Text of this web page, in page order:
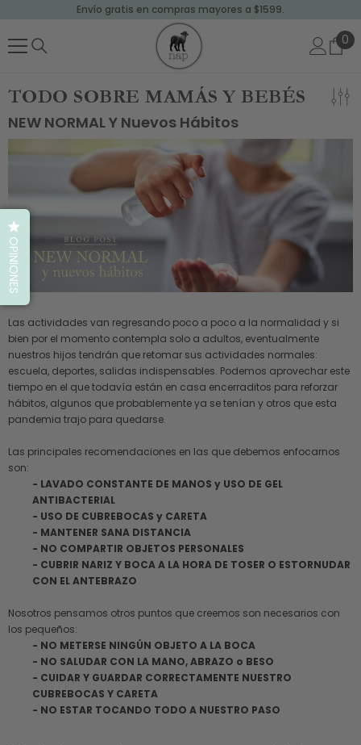
SALTAR AL CONTENIDO
Envío gratis en compras mayores a $1599.
00
TODO SOBRE MAMÁS Y BEBÉS
NEW NORMAL Y Nuevos Hábitos
Las actividades van regresando poco a poco a la normalidad y si
bien por el momento contempla solo a adultos, eventualmente
nuestros hijos tendrán que retomar sus actividades normales:
escuela, deportes, salidas indispensables. Podemos aprovechar este
tiempo en el que todavía están en casa encerraditos para reforzar
hábitos, algunos que probablemente ya se tenían y otros que esta
pandemia trajo para quedarse.
Las principales recomendaciones en las que debemos enfocarnos
son:
- LAVADO CONSTANTE DE MANOS y USO DE GEL
ANTIBACTERIAL
- USO DE CUBREBOCAS y CARETA
- MANTENER SANA DISTANCIA
- NO COMPARTIR OBJETOS PERSONALES
- CUBRIR NARIZ Y BOCA A LA HORA DE TOSER O ESTORNUDAR
CON EL ANTEBRAZO
Nosotros pensamos otros puntos que creemos son necesarios con
los pequeños:
- NO METERSE NINGÚN OBJETO A LA BOCA
- NO SALUDAR CON LA MANO, ABRAZO o BESO
- CUIDAR Y GUARDAR CORRECTAMENTE NUESTRO
CUBREBOCAS Y CARETA
- NO ESTAR TOCANDO TODO A NUESTRO PASO
OPINIONES